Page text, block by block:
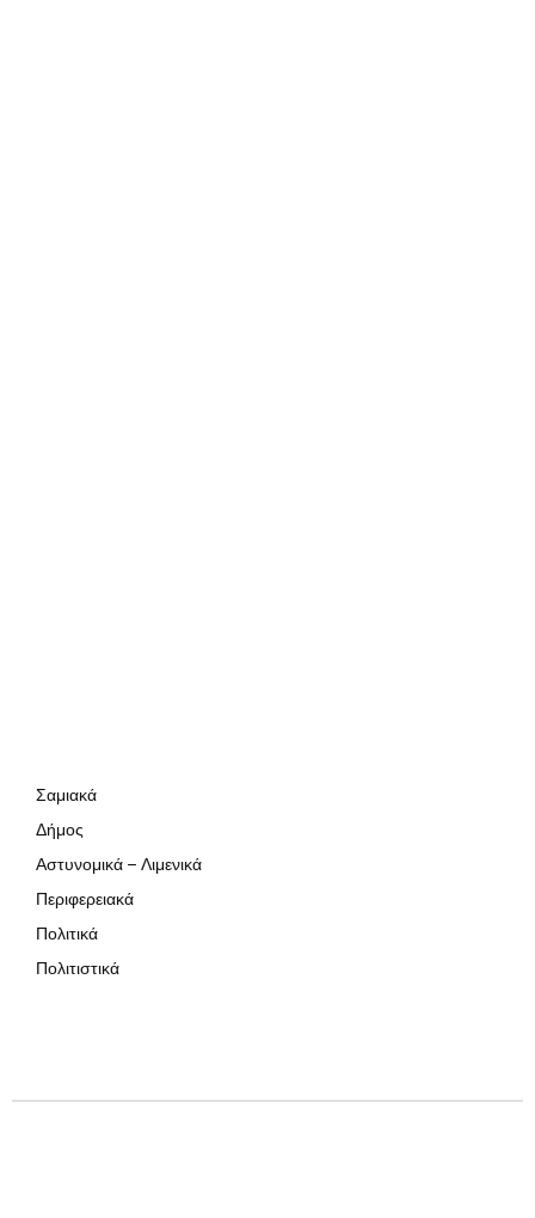
Σαμιακά
Δήμος
Αστυνομικά – Λιμενικά
Περιφερειακά
Πολιτικά
Πολιτιστικά